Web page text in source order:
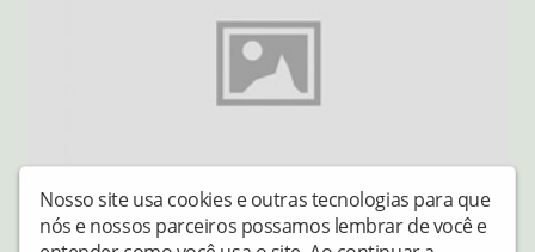
Veja 12 dicas de segurança para o caminhoneiro
Nosso site usa cookies e outras tecnologias para que
nós e nossos parceiros possamos lembrar de você e